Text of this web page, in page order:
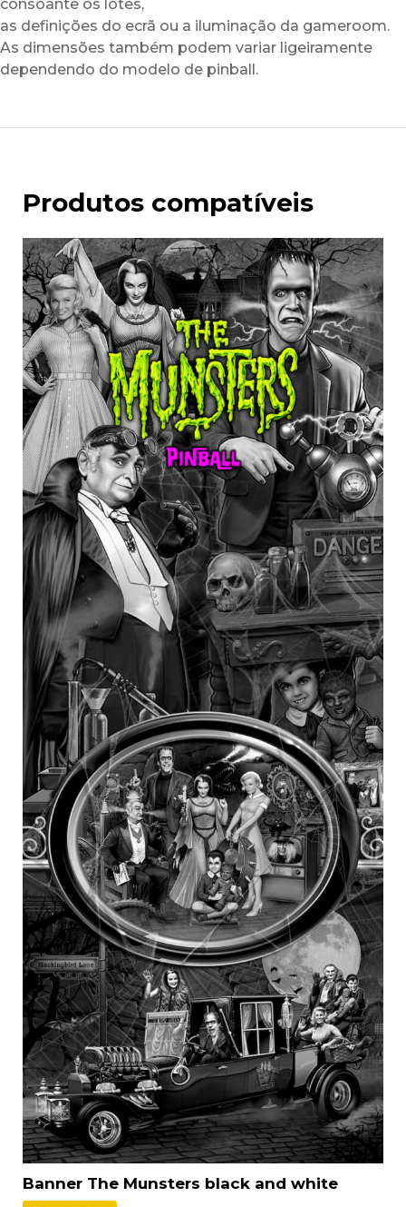
consoante os lotes,
as definições do ecrã ou a iluminação da gameroom.
As dimensões também podem variar ligeiramente
dependendo do modelo de pinball.
Produtos compatíveis
Banner The Munsters black and white